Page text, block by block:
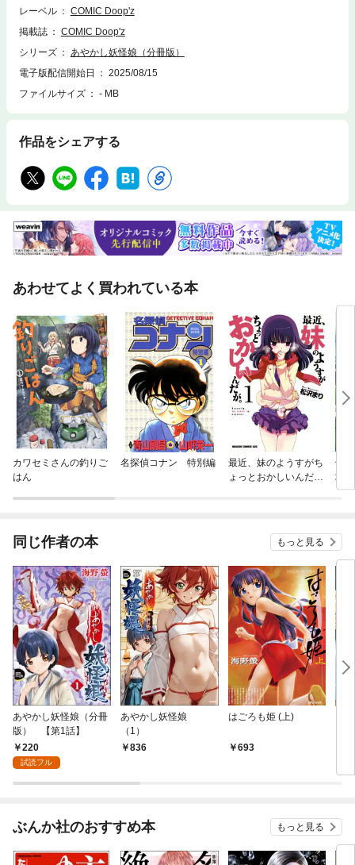
レーベル
COMIC Doop'z
掲載誌
COMIC Doop'z
シリーズ
あやかし妖怪娘（分冊版）
電子版配信開始日
2025/08/15
ファイルサイズ
- MB
作品をシェアする
あわせてよく買われている本
カワセミさんの釣りご
はん
名探偵コナン 特別編
最近、妹のようすがち
ょっとおかしいんだ
領
境
ア
同じ作者の本 もっと見る
あやかし妖怪娘（分冊
版） 【第1話】
220
試読フル
あやかし妖怪娘
（1）
836
はごろも姫 (上)
693
ぶんか社のおすすめ本 もっと見る